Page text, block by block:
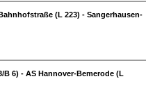
(L 223) - Sangerhausen-
6) - AS Hannover-Bemerode (L